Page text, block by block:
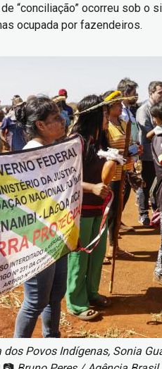
“conciliação” ocorreu sob o
ocupada por fazendeiros.
Povos Indígenas, Sonia